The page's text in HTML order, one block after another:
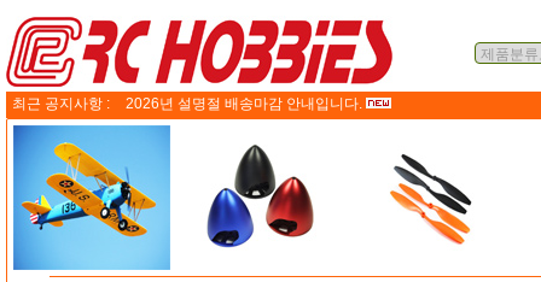
최근 공지사항 : 2026년 설명절 배송마감 안내입니다.